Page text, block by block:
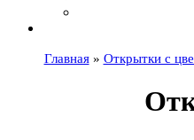
Главная» Открытки с